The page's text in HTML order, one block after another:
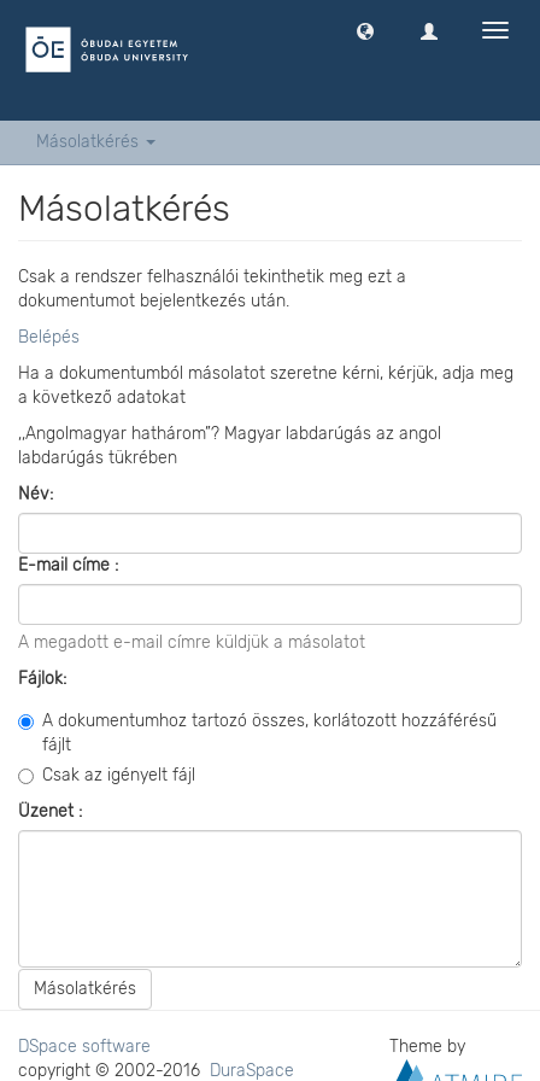
Másolatkérés
Másolatkérés
Csak a rendszer felhasználói tekinthetik meg ezt a
dokumentumot bejelentkezés után.
Belépés
Ha a dokumentumból másolatot szeretne kérni, kérjük, adja meg
a következő adatokat
,,Angolmagyar hathárom”? Magyar labdarúgás az angol
labdarúgás tükrében
Név:
E-mail címe :
A megadott e-mail címre küldjük a másolatot
Fájlok:
A dokumentumhoz tartozó összes, korlátozott hozzáférésű
fájlt
Csak az igényelt fájl
Üzenet :
Másolatkérés
DSpace software
copyright © 2002-2016 DuraSpace
Theme by